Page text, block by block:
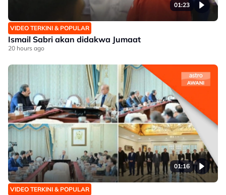
01:23
VIDEO TERKINI & POPULAR
Ismail Sabri akan didakwa Jumaat
20 hours ago
01:16
VIDEO TERKINI & POPULAR